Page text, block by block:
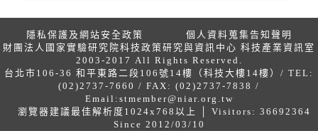
隱私保護及網站安全政策
個人資料蒐集告知聲明
財團法人國家實驗研究院科技政策研究與資訊中心 科技產業資訊室
2003-2017 All Rights Reserved.
台北市106-36 和平東路二段106號14樓（科技大樓14樓）/ TEL:
(02)2737-7660 / FAX: (02)2737-7838 /
Email: stmember@niar.org.tw
瀏覽器建議最佳解析度1024x768以上 │ Visitors: 36692364
Since 2012/03/10